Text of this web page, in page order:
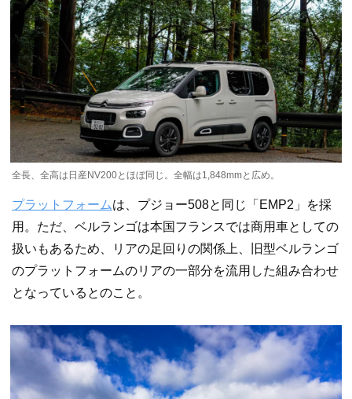
全長、全高は日産NV200とほぼ同じ。全幅は1,848mmと広め。
プラットフォームは、プジョー508と同じ「EMP2」を採
用。ただ、ベルランゴは本国フランスでは商用車としての
扱いもあるため、リアの足回りの関係上、旧型ベルランゴ
のプラットフォームのリアの一部分を流用した組み合わせ
となっているとのこと。